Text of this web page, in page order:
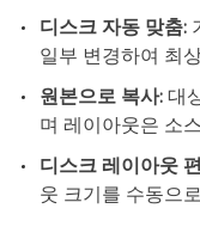
디스크 자동 맞춤:
일부 변경하여 최
원본으로 복사:대
며 레이아웃은 소
디스크 레이아웃
웃 크기를 수동으